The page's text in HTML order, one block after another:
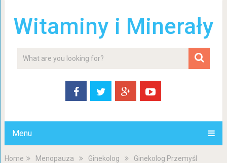
Witaminy i Minerały
Menu
Home Menopauza Ginekolog Ginekolog Przemyśl